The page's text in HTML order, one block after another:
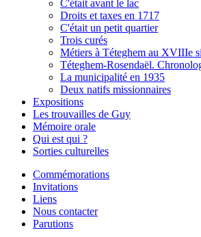
C'était avant le lac
Droits et taxes en 1717
C'était un petit quartier
Trois curés
Métiers à Téteghem au XVIIIe
Téteghem-Rosendaël.
La municipalité en 1935
Deux natifs missionnaires
Expositions
Les trouvailles de Guy
Mémoire orale
Qui est qui ?
Sorties culturelles
Commémorations
Invitations
Liens
Nous contacter
Parutions